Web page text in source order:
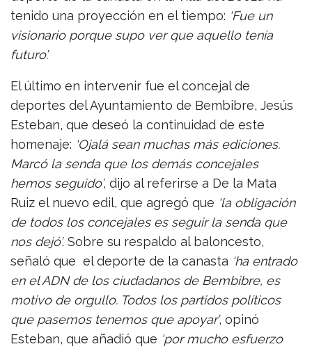
tenido una proyección en el tiempo: ‘Fue un
visionario porque supo ver que aquello tenía
futuro’.
El último en intervenir fue el concejal de
deportes del Ayuntamiento de Bembibre, Jesús
Esteban, que deseó la continuidad de este
homenaje: ‘Ojalá sean muchas más ediciones.
Marcó la senda que los demás concejales
hemos seguido’, dijo al referirse a De la Mata
Ruiz el nuevo edil, que agregó que ‘la obligación
de todos los concejales es seguir la senda que
nos dejó’. Sobre su respaldo al baloncesto,
señaló que el deporte de la canasta ‘ha entrado
en el ADN de los ciudadanos de Bembibre, es
motivo de orgullo. Todos los partidos políticos
que pasemos tenemos que apoyar’, opinó
Esteban, que añadió que ‘por mucho esfuerzo